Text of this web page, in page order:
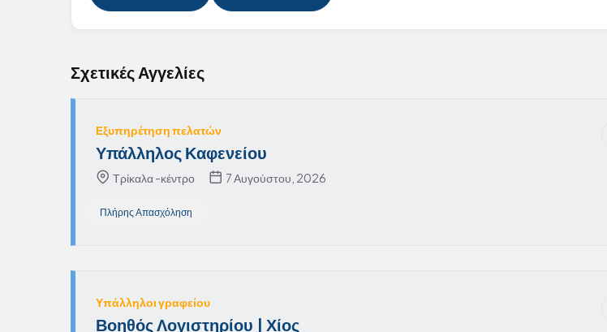
Σχετικές Αγγελίες
Εξυπηρέτηση πελατών
Υπάλληλος Καφενείου
Τρίκαλα -κέντρο 7 Αυγούστου, 2026
Πλήρης Απασχόληση
Υπάλληλοι γραφείου
Βοηθός Λογιστηρίου | Χίος